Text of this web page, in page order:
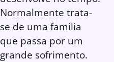
Normalmente trata-
se de uma família
que passa por um
grande sofrimento.